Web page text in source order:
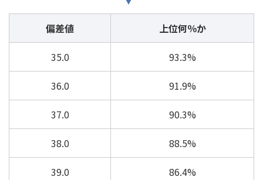
偏差値 上位何％か
35.0 93.3%
36.0 91.9%
37.0 90.3%
38.0 88.5%
39.0 86.4%